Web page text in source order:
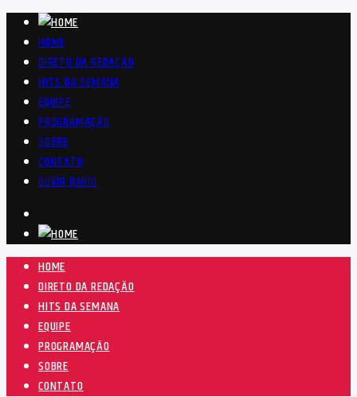
HOME
DIRETO DA REDAÇÃO
HITS DA SEMANA
EQUIPE
PROGRAMAÇÃO
SOBRE
CONTATO
OUVIR RÁDIO
HOME
DIRETO DA REDAÇÃO
HITS DA SEMANA
EQUIPE
PROGRAMAÇÃO
SOBRE
CONTATO